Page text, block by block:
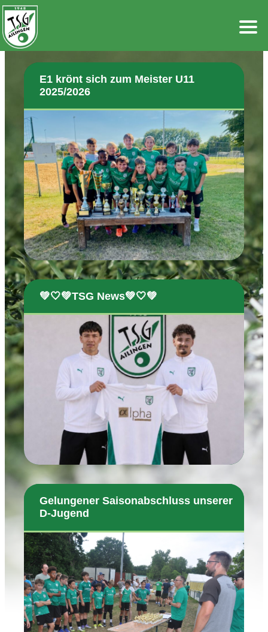
Zum
Inhalt
springen
E1 krönt sich zum Meister U11
2025/2026
💚🤍💚TSG News💚🤍💚
Gelungener Saisonabschluss unserer
D-Jugend